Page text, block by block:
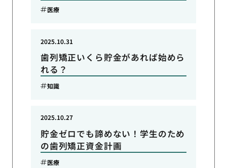
医療
歯列矯正いくら貯金があれば始めら
れる？
2025.10.31
知識
貯金ゼロでも諦めない！学生のため
の歯列矯正資金計画
2025.10.27
医療